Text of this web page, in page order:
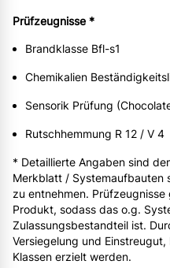
Prüfzeugnisse *
Brandklasse Bfl-s1
Chemikalien
Sensorik Prüfung
Rutschhemmung R 12 / V 4
* Detaillierte Angaben sind
Merkblatt / Systemaufbauten
zu entnehmen.
Produkt, sodass das o.g.
Zulassungsbestandteil ist.
Versiegelung und
Klassen erzielt werden.